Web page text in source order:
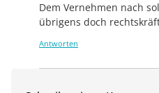
Dem Vernehmen nach
übrigens doch
Antworten